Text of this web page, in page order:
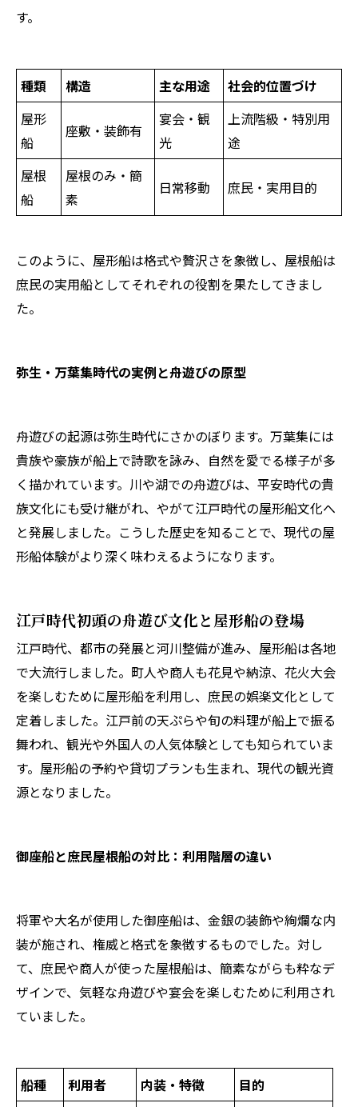
す。
種類 構造 主な用途
社会的位置づけ
屋形
船
座敷・装飾有
宴会・観
光
上流階級・特別用
途
屋根
船
屋根のみ・簡
素
日常移動 庶民・実用目的
このように、屋形船は格式や贅沢さを象徴し、屋根船は
庶民の実用船としてそれぞれの役割を果たしてきまし
た。
弥生・万葉集時代の実例と舟遊びの原型
舟遊びの起源は弥生時代にさかのぼります。万葉集には
貴族や豪族が船上で詩歌を詠み、自然を愛でる様子が多
く描かれています。川や湖での舟遊びは、平安時代の貴
族文化にも受け継がれ、やがて江戸時代の屋形船文化へ
と発展しました。こうした歴史を知ることで、現代の屋
形船体験がより深く味わえるようになります。
江戸時代初頭の舟遊び文化と屋形船の登場
江戸時代、都市の発展と河川整備が進み、屋形船は各地
で大流行しました。町人や商人も花見や納涼、花火大会
を楽しむために屋形船を利用し、庶民の娯楽文化として
定着しました。江戸前の天ぷらや旬の料理が船上で振る
舞われ、観光や外国人の人気体験としても知られていま
す。屋形船の予約や貸切プランも生まれ、現代の観光資
源となりました。
御座船と庶民屋根船の対比：利用階層の違い
将軍や大名が使用した御座船は、金銀の装飾や絢爛な内
装が施され、権威と格式を象徴するものでした。対し
て、庶民や商人が使った屋根船は、簡素ながらも粋なデ
ザインで、気軽な舟遊びや宴会を楽しむために利用され
ていました。
船種 利用者 内装・特徴
目的